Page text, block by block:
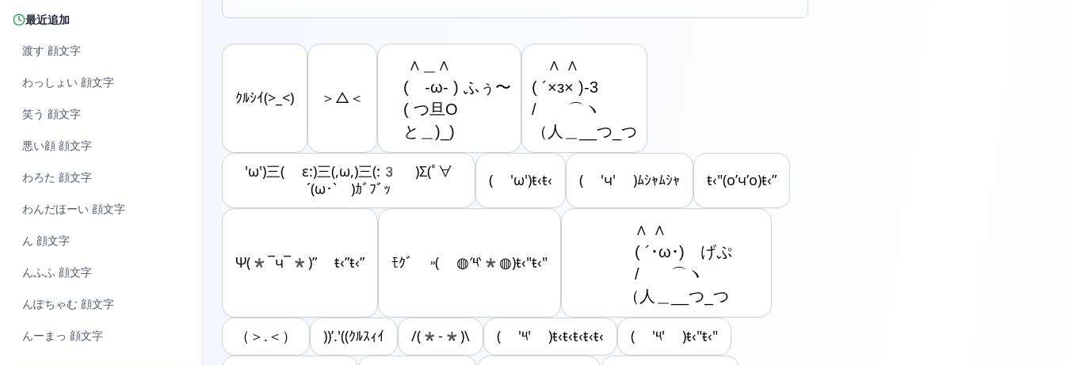
最近追加
渡す 顔文字
わっしょい 顔文字
笑う 顔文字
悪い顔 顔文字
わろた 顔文字
わんだほーい 顔文字
ん 顔文字
んふふ 顔文字
んぽちゃむ 顔文字
んーまっ 顔文字
ｸﾙｼｲ(>_<) ＞△＜
∧＿∧
(　-ω- ) ふぅ〜
( つ旦O
と＿)_)
∧ ∧
( ´×з× )-3
/　　⌒ヽ
（人＿__つ_つ
'ω')三( ε:)三(,ω,)三(:3 )Σ(ﾟ∀
´(ω･` )ｶﾞﾌﾞｯ
( 'ω')ŧ‹ŧ‹ ( 'ч' )ﾑｼｬﾑｼｬ ŧ‹"(o’ч’o)ŧ‹”
Ψ(*¯ч¯*)” ŧ‹”ŧ‹” ﾓｸﾞ ˒˒( ◍′༥‵*◍)ŧ‹"ŧ‹"
∧ ∧
( ´･ω･)　げぷ
/　　⌒ヽ
（人＿__つ_つ
（＞.＜） ))’.'((ｸﾙｽｨｲ /(*-*)\ ( '༥' )ŧ‹ŧ‹ŧ‹ŧ‹ŧ‹ ( '༥' )ŧ‹"ŧ‹"